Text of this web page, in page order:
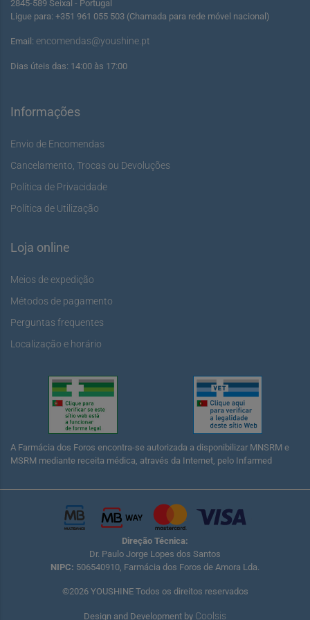
2845-589 Seixal - Portugal
Ligue para: +351 961 055 503 (Chamada para rede móvel nacional)
Email: encomendas@youshine.pt
Dias úteis das: 14:00 às 17:00
Informações
Envio de Encomendas
Cancelamento, Trocas ou Devoluções
Política de Privacidade
Política de Utilização
Loja online
Meios de expedição
Métodos de pagamento
Perguntas frequentes
Localização e horário
A Farmácia dos Foros encontra-se autorizada a disponibilizar MNSRM e
MSRM mediante receita médica, através da Internet, pelo Infarmed
Direção Técnica:
Dr. Paulo Jorge Lopes dos Santos
NIPC: 506540910, Farmácia dos Foros de Amora Lda.
©2026 YOUSHINE Todos os direitos reservados
Design and Development by Coolsis